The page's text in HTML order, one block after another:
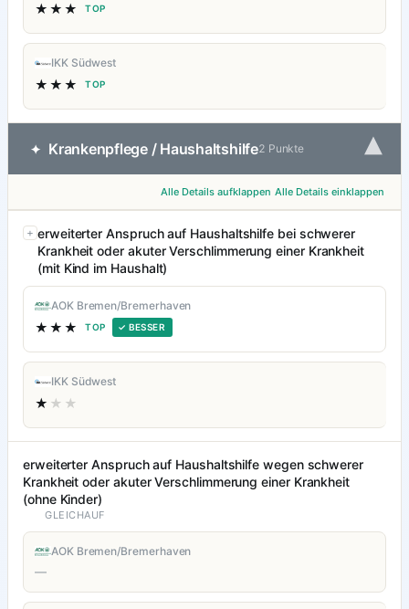
★★★ TOP
IKK Südwest
★★★ TOP
✦ Krankenpflege / Haushaltshilfe2 Punkte ▾
Alle Details aufklappen Alle Details einklappen
erweiterter Anspruch auf Haushaltshilfe bei schwerer
Krankheit oder akuter Verschlimmerung einer Krankheit
(mit Kind im Haushalt)
AOK Bremen/Bremerhaven
★★★ TOP ✓ BESSER
IKK Südwest
★ ★★
erweiterter Anspruch auf Haushaltshilfe wegen schwerer
Krankheit oder akuter Verschlimmerung einer Krankheit
(ohne Kinder)
GLEICHAUF
AOK Bremen/Bremerhaven
—